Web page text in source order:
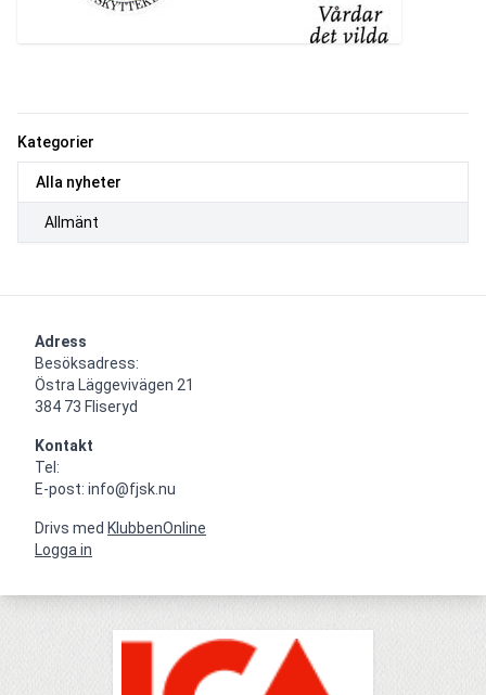
Kategorier
Alla nyheter
Allmänt
Adress
Besöksadress:
Östra Läggevivägen 21
384 73 Fliseryd
Kontakt
Tel:
E-post: info@fjsk.nu
Drivs med KlubbenOnline
Logga in